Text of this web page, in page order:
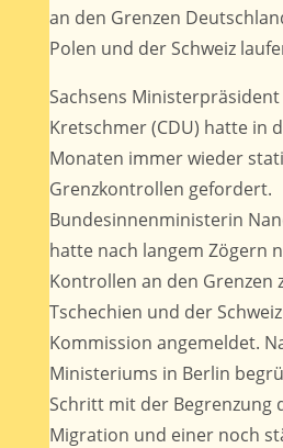
an den Grenzen
Polen und der Schweiz
Sachsens Ministerpräsident
Kretschmer (CDU) hatte in
Monaten immer wieder
Grenzkontrollen gefordert.
Bundesinnenministerin
hatte nach langem Zögern
Kontrollen an den Grenzen
Tschechien und der
Kommission angemeldet.
Ministeriums in Berlin
Schritt mit der Begrenzung
Migration und einer noch